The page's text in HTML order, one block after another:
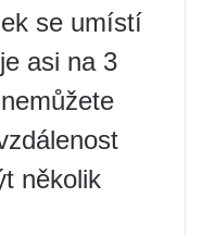
se umístí
asi na 3
několik